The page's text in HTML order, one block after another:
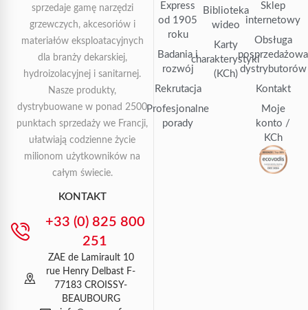
sprzedaje gamę narzędzi
grzewczych, akcesoriów i
materiałów eksploatacyjnych
dla branży dekarskiej,
hydroizolacyjnej i sanitarnej.
Nasze produkty,
dystrybuowane w ponad 2500
punktach sprzedaży we Francji,
ułatwiają codzienne życie
milionom użytkowników na
całym świecie.
KONTAKT
+33 (0) 825 800
251
ZAE de Lamirault 10
rue Henry Delbast F-
77183 CROISSY-
BEAUBOURG
Express
od 1905
roku
Badania i
rozwój
Rekrutacja
Profesjonalne
porady
Biblioteka
wideo
Karty
charakterystyki
(KCh)
Sklep
internetowy
Obsługa
posprzedażowa
dystrybutorów
Kontakt
Moje
konto /
KCh